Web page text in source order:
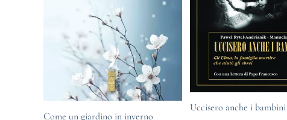
Come un giardino in inverno
Uccisero anche i bambini